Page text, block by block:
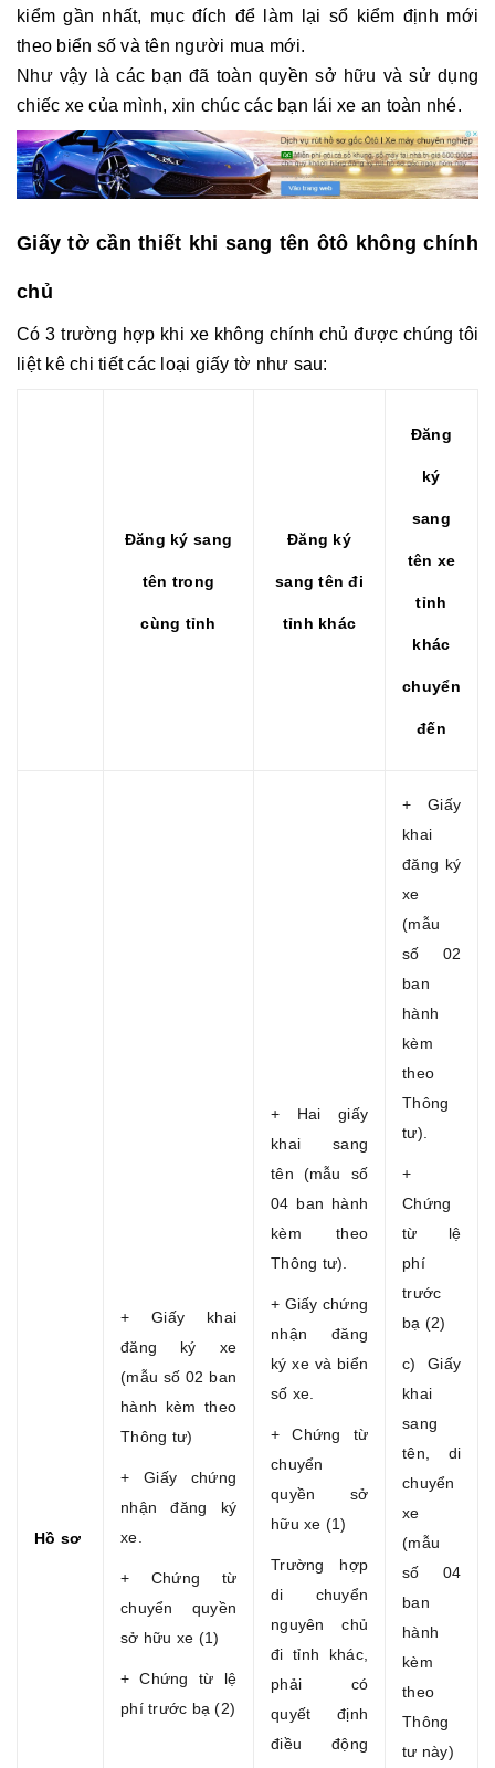
kiểm gần nhất, mục đích để làm lại sổ kiểm định mới
theo biển số và tên người mua mới.
Như vậy là các bạn đã toàn quyền sở hữu và sử dụng
chiếc xe của mình, xin chúc các bạn lái xe an toàn nhé.
Giấy tờ cần thiết khi sang tên ôtô không chính
chủ
Có 3 trường hợp khi xe không chính chủ được chúng tôi
liệt kê chi tiết các loại giấy tờ như sau:
Đăng ký sang
tên trong
cùng tỉnh
Đăng ký
sang tên đi
tỉnh khác
Đăng
ký
sang
tên xe
tỉnh
khác
chuyển
đến
Hồ sơ
+ Giấy khai
đăng ký xe
(mẫu số 02 ban
hành kèm theo
Thông tư)
+ Giấy chứng
nhận đăng ký
xe.
+ Chứng từ
chuyển quyền
sở hữu xe (1)
+ Chứng từ lệ
phí trước bạ (2)
+ Hai giấy
khai sang
tên (mẫu số
04 ban hành
kèm theo
Thông tư).
+ Giấy chứng
nhận đăng
ký xe và biển
số xe.
+ Chứng từ
chuyển
quyền sở
hữu xe (1)
Trường hợp
di chuyển
nguyên chủ
đi tỉnh khác,
phải có
quyết định
điều động
+ Giấy
khai
đăng ký
xe
(mẫu
số 02
ban
hành
kèm
theo
Thông
tư).
+
Chứng
từ lệ
phí
trước
bạ (2)
c) Giấy
khai
sang
tên, di
chuyển
xe
(mẫu
số 04
ban
hành
kèm
theo
Thông
tư này)